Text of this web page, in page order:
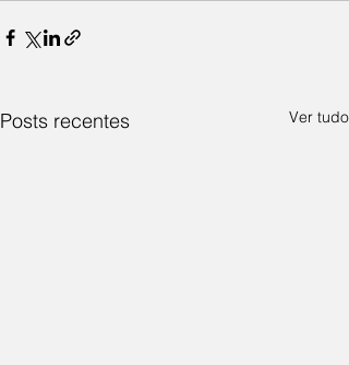
Posts recentes Ver tudo